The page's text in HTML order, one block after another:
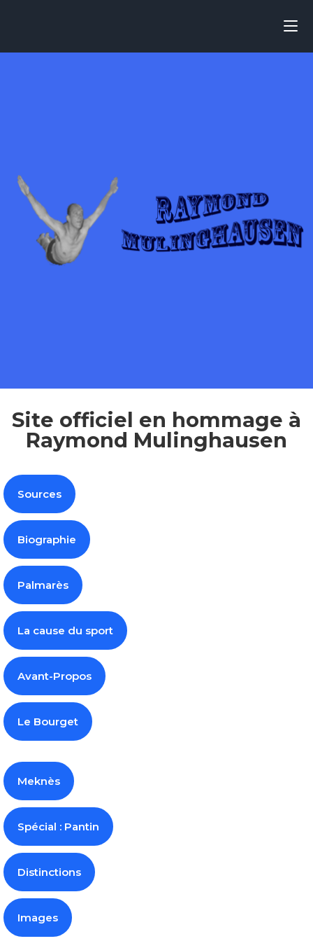
Site officiel en hommage à
Raymond Mulinghausen
Sources
Biographie
Palmarès
La cause du sport
Avant-Propos
Le Bourget
Meknès
Spécial : Pantin
Distinctions
Images